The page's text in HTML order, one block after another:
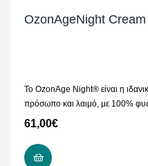
OzonAgeNight Cream
Το OzonAge Night® είναι η
πρόσωπο και λαιμό, με 100%
61,00€